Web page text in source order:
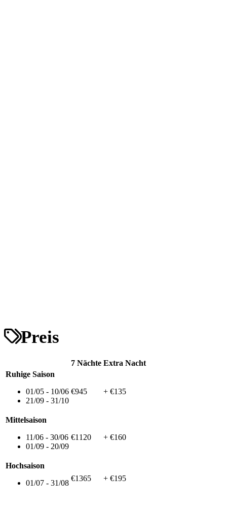
Preis
7 Nächte Extra Nacht
Ruhige Saison
01/05 - 10/06
21/09 - 31/10
€945 + €135
Mittelsaison
11/06 - 30/06
01/09 - 20/09
€1120 + €160
Hochsaison
01/07 - 31/08
€1365 + €195